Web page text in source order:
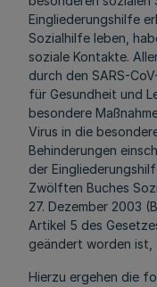
Eingliederungshilfe
Sozialhilfe leben,
soziale Kontakte.
durch den SARS-
für Gesundheit und
besondere
Virus in die
Behinderungen
der
Zwölften Buches
27. Dezember 2003
Artikel 5 des
geändert worden ist,
Hierzu ergehen die